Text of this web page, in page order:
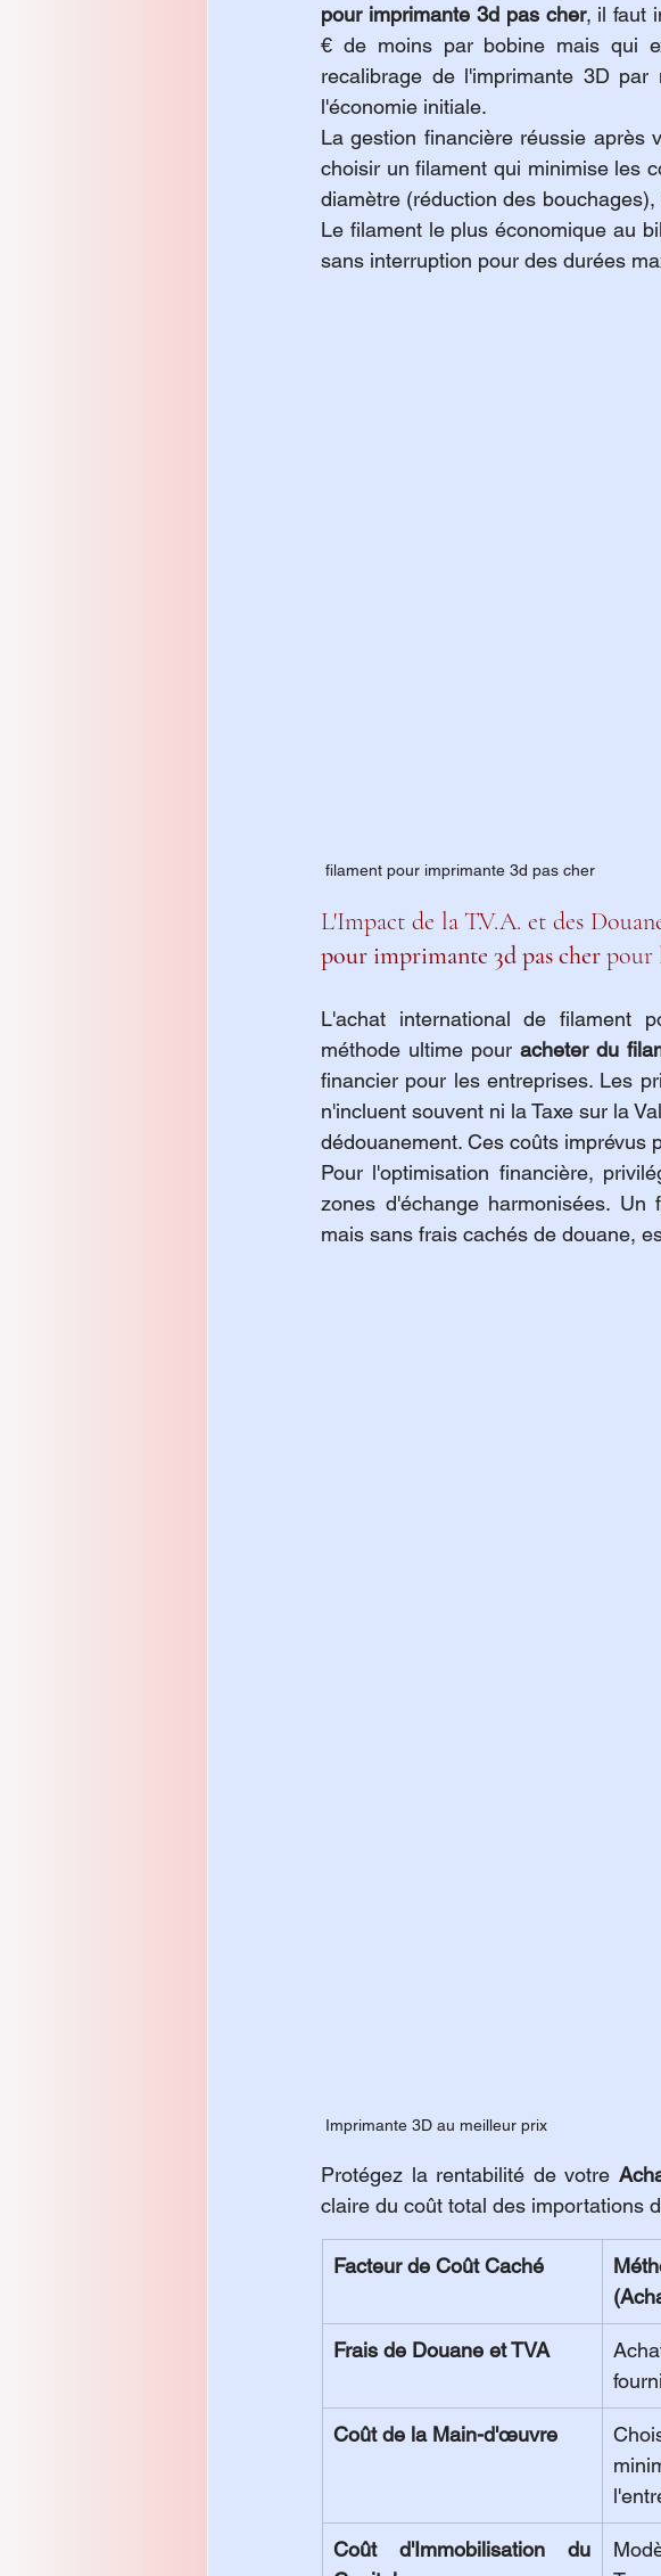
pour imprimante 3d pas cher, il faut
€ de moins par bobine mais qui
recalibrage de l'imprimante 3D
l'économie initiale.
La gestion financière réussie après
choisir un filament qui minimise les
diamètre (réduction des
Le filament le plus économique au
sans interruption pour des durées
filament pour imprimante 3d pas cher
L'Impact de la T.V.A. et des
pour imprimante 3d pas cher pour
L'achat international de filament
méthode ultime pour acheter du
financier pour les entreprises. Les
n'incluent souvent ni la Taxe sur la
dédouanement. Ces coûts imprévus
Pour l'optimisation financière,
zones d'échange harmonisées.
mais sans frais cachés de douane,
Imprimante 3D au meilleur prix
Protégez la rentabilité de votre
claire du coût total des importations
Facteur de Coût Caché
Frais de Douane et TVA
Coût de la Main-d'œuvre
Coût d'Immobilisation du